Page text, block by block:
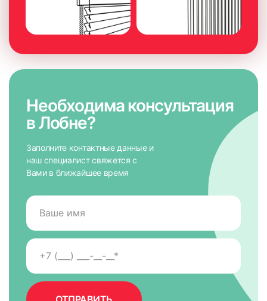
7. В нижнем штапике просверлить отверстия сверлом
размера 3 мм для установки лески
8. Закрепить края лески в отверстиях с помощью заглушек
Необходима консультация
в Лобне?
Заполните контактные данные и
наш специалист свяжется с
Вами в ближайшее время